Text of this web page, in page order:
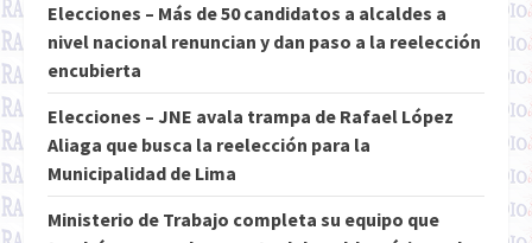
Elecciones – Más de 50 candidatos a alcaldes a
nivel nacional renuncian y dan paso a la reelección
encubierta
Elecciones – JNE avala trampa de Rafael López
Aliaga que busca la reelección para la
Municipalidad de Lima
Ministerio de Trabajo completa su equipo que